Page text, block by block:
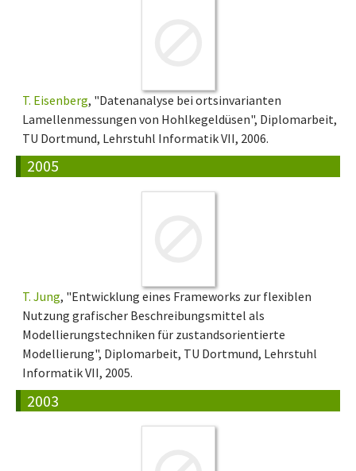
T. Eisenberg, "Datenanalyse bei ortsinvarianten
Lamellenmessungen von Hohlkegeldüsen", Diplomarbeit,
TU Dortmund, Lehrstuhl Informatik VII, 2006.
2005
T. Jung, "Entwicklung eines Frameworks zur flexiblen
Nutzung grafischer Beschreibungsmittel als
Modellierungstechniken für zustandsorientierte
Modellierung", Diplomarbeit, TU Dortmund, Lehrstuhl
Informatik VII, 2005.
2003